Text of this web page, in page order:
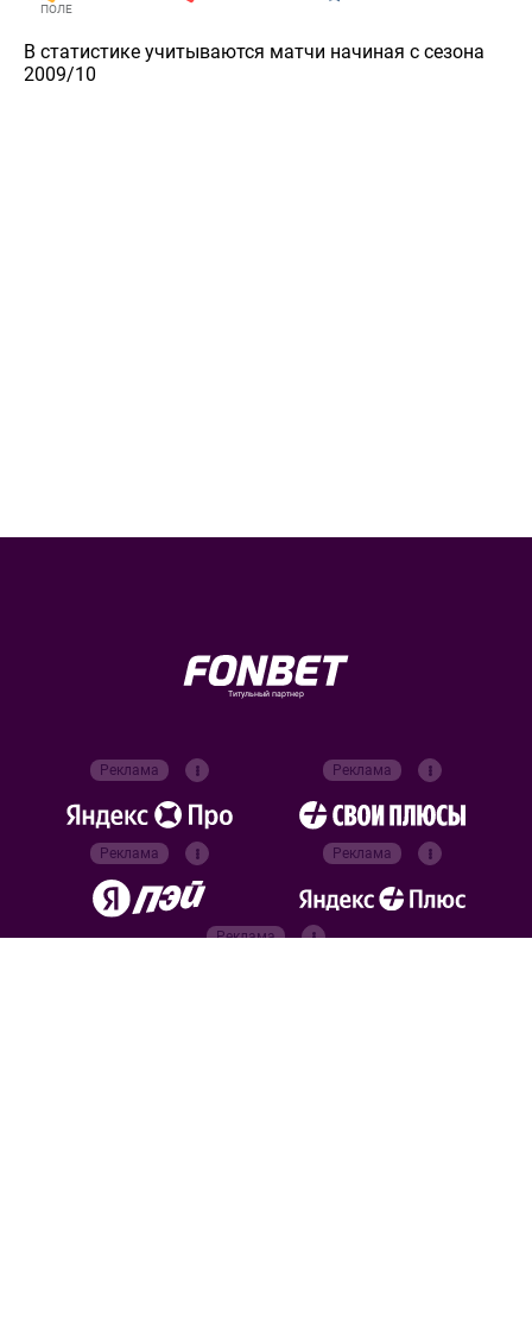
В статистике учитываются матчи начиная с сезона
2009/10
Титульный партнер
Реклама Реклама
Реклама Реклама
Реклама